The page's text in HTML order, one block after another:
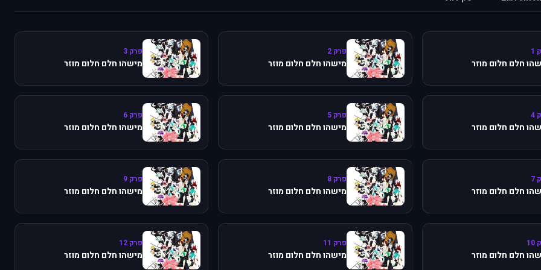
חלם חלום מוזר
פרק 2
מישהו חלם חלום מוזר
פרק 3
מישהו חלם חלום מוזר
חלם חלום מוזר
פרק 5
מישהו חלם חלום מוזר
פרק 6
מישהו חלם חלום מוזר
חלם חלום מוזר
פרק 8
מישהו חלם חלום מוזר
פרק 9
מישהו חלם חלום מוזר
חלם חלום מוזר
פרק 11
מישהו חלם חלום מוזר
פרק 12
מישהו חלם חלום מוזר